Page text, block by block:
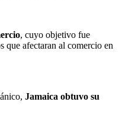
, cuyo objetivo fue
que afectaran al comercio en
Jamaica obtuvo su